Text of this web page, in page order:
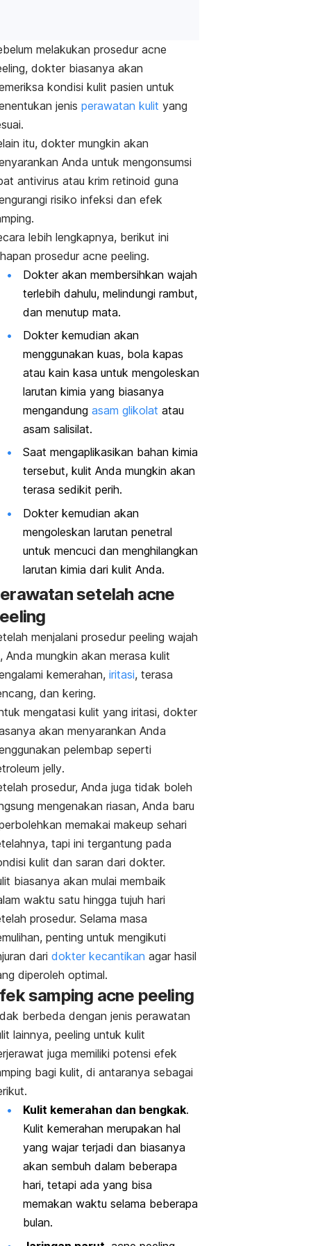
melakukan prosedur acne
, dokter biasanya akan
kondisi kulit pasien untuk
jenis perawatan kulit yang
itu, dokter mungkin akan
Anda untuk mengonsumsi
antivirus atau krim retinoid guna
risiko infeksi dan efek
lebih lengkapnya, berikut ini
prosedur acne peeling.
Dokter akan membersihkan wajah
terlebih dahulu, melindungi rambut,
dan menutup mata.
Dokter kemudian akan
menggunakan kuas, bola kapas
atau kain kasa untuk mengoleskan
larutan kimia yang biasanya
mengandung asam glikolat atau
asam salisilat.
Saat mengaplikasikan bahan kimia
tersebut, kulit Anda mungkin akan
terasa sedikit perih.
Dokter kemudian akan
mengoleskan larutan penetral
untuk mencuci dan menghilangkan
larutan kimia dari kulit Anda.
setelah acne
menjalani prosedur peeling wajah
Anda mungkin akan merasa kulit
kemerahan, iritasi, terasa
dan kering.
mengatasi kulit yang iritasi, dokter
akan menyarankan Anda
pelembap seperti
jelly.
prosedur, Anda juga tidak boleh
mengenakan riasan, Anda baru
memakai makeup sehari
tapi ini tergantung pada
kulit dan saran dari dokter.
biasanya akan mulai membaik
waktu satu hingga tujuh hari
prosedur. Selama masa
penting untuk mengikuti
dari dokter kecantikan agar hasil
diperoleh optimal.
samping acne peeling
berbeda dengan jenis perawatan
lainnya, peeling untuk kulit
juga memiliki potensi efek
bagi kulit, di antaranya sebagai
Kulit kemerahan dan bengkak.
Kulit kemerahan merupakan hal
yang wajar terjadi dan biasanya
akan sembuh dalam beberapa
hari, tetapi ada yang bisa
memakan waktu selama beberapa
bulan.